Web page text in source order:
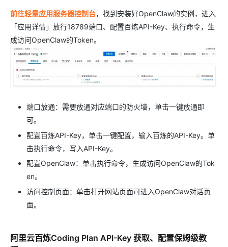
前往轻量应用服务器控制台，找到安装好OpenClaw的实例，进入
「应用详情」放行18789端口、配置百炼API-Key、执行命令，生
成访问OpenClaw的Token。
端口放通：需要放通对应端口的防火墙，单击一键放通即
可。
配置百炼API-Key，单击一键配置，输入百炼的API-Key。单
击执行命令，写入API-Key。
配置OpenClaw：单击执行命令，生成访问OpenClaw的Tok
en。
访问控制页面：单击打开网站页面可进入OpenClaw对话页
面。
阿里云百炼Coding Plan API-Key 获取、配置保姆级教